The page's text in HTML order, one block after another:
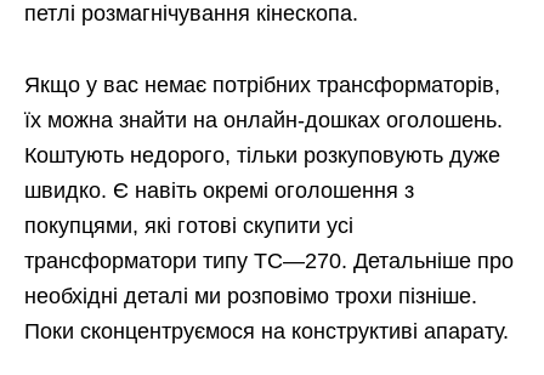
петлі розмагнічування кінескопа.
Якщо у вас немає потрібних трансформаторів,
їх можна знайти на онлайн-дошках оголошень.
Коштують недорого, тільки розкуповують дуже
швидко. Є навіть окремі оголошення з
покупцями, які готові скупити усі
трансформатори типу ТС—270. Детальніше про
необхідні деталі ми розповімо трохи пізніше.
Поки сконцентруємося на конструктиві апарату.